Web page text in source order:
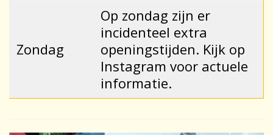
Zondag
Op zondag zijn er
incidenteel extra
openingstijden. Kijk op
Instagram voor actuele
informatie.